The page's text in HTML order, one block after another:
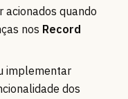
acionados quando
nos Record
implementar
dos